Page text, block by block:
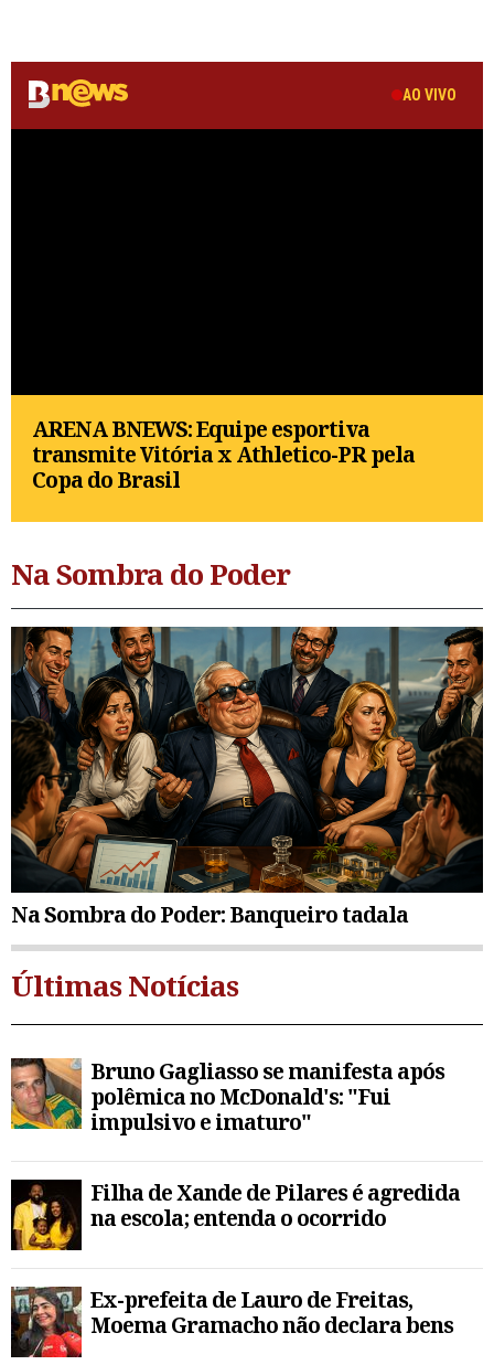
AO VIVO
ARENA BNEWS: Equipe esportiva
transmite Vitória x Athletico-PR pela
Copa do Brasil
Na Sombra do Poder
Na Sombra do Poder: Banqueiro tadala
Últimas Notícias
Bruno Gagliasso se manifesta após
polêmica no McDonald's: "Fui
impulsivo e imaturo"
Filha de Xande de Pilares é agredida
na escola; entenda o ocorrido
Ex-prefeita de Lauro de Freitas,
Moema Gramacho não declara bens